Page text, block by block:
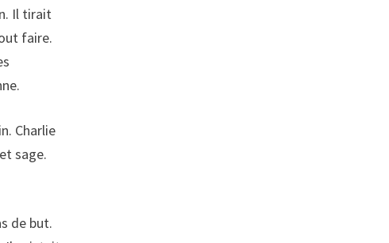
Il tirait
faire.
Charlie
sage.
de but.